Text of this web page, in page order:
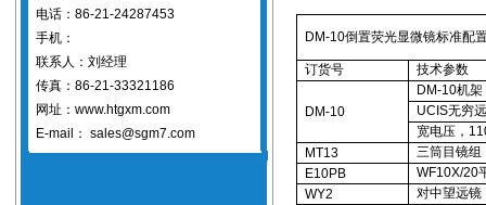
电话：86-21-24287453
手机：
联系人：刘经理
传真：86-21-33321186
网址：www.htgxm.com
E-mail： sales@sgm7.com
DM-10倒置荧光显微镜标准配
订货号 技术参数
DM-10
DM-10机
UCIS无穷
宽电压，
MT13
三筒目镜
E10PB
WF10X/20
WY2
对中望远镜